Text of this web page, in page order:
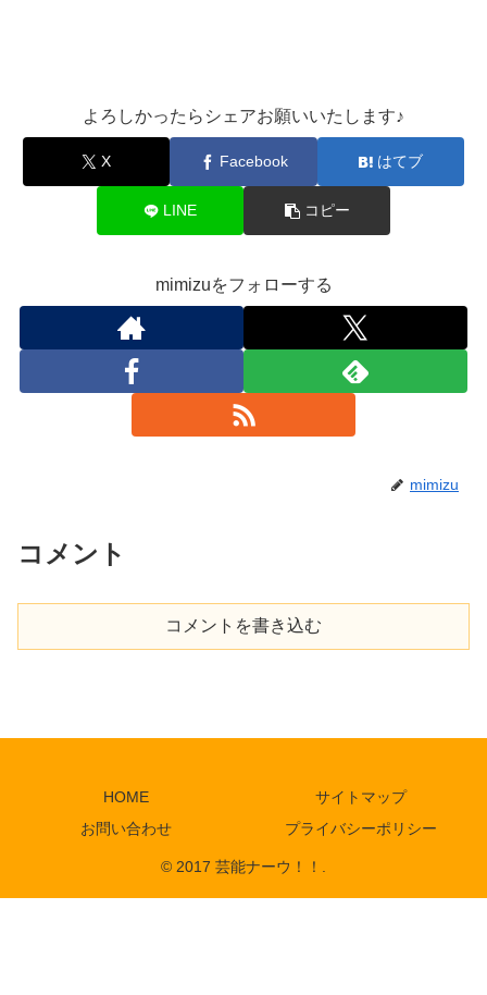
よろしかったらシェアお願いいたします♪
X Facebook はてブ
LINE コピー
mimizuをフォローする
mimizu
コメント
コメントを書き込む
HOME
サイトマップ
お問い合わせ
プライバシーポリシー
© 2017 芸能ナーウ！！.